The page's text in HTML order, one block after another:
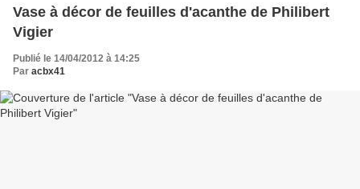
Vase à décor de feuilles d'acanthe de Philibert
Vigier
Publié le 14/04/2012 à 14:25
Par acbx41